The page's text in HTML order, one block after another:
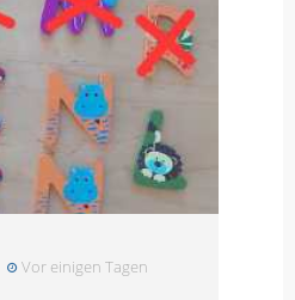
Vor einigen Tagen